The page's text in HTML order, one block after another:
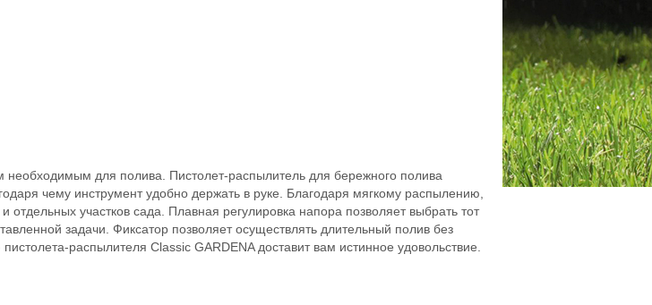
для полива. Пистолет-распылитель для бережного полива
чему инструмент удобно держать в руке. Благодаря мягкому распылению,
участков сада. Плавная регулировка напора позволяет выбрать тот
задачи. Фиксатор позволяет осуществлять длительный полив без
распылителя Classic GARDENA доставит вам истинное удовольствие.